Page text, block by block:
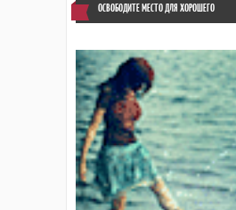
ОСВОБОДИТЕ МЕСТО ДЛЯ ХОРОШЕГО